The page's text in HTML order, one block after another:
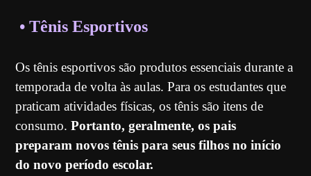
• Tênis Esportivos
Os tênis esportivos são produtos essenciais durante a
temporada de volta às aulas. Para os estudantes que
praticam atividades físicas, os tênis são itens de
consumo.Portanto, geralmente, os pais
preparam novos tênis para seus filhos no início
do novo período escolar.